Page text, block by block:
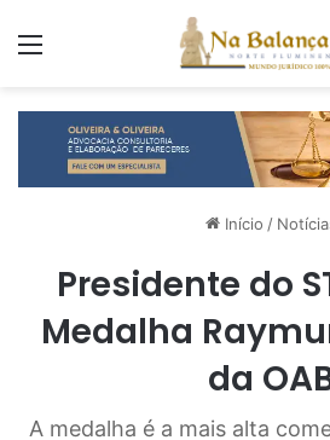
Início /
Presidente do
Medalha
da
A medalha é a mais alta